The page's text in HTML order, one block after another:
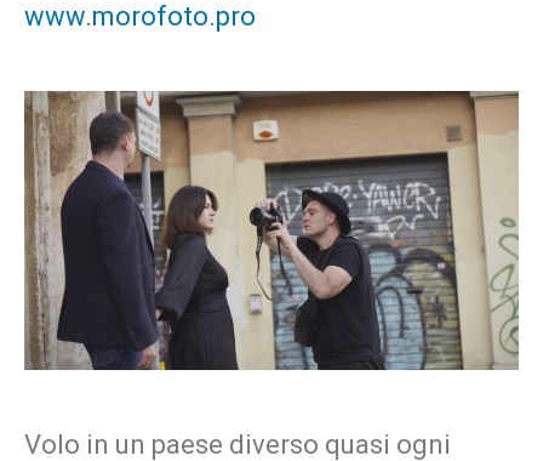
www.morofoto.pro
Volo in un paese diverso quasi ogni